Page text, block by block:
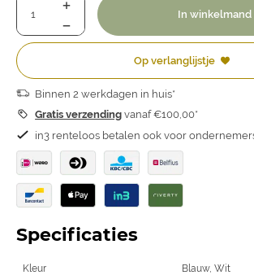
In winkelmand
Op verlanglijstje
Binnen 2 werkdagen in huis*
Gratis verzending vanaf €100,00*
in3 renteloos betalen ook voor
Specificaties
Kleur Blauw, Wit